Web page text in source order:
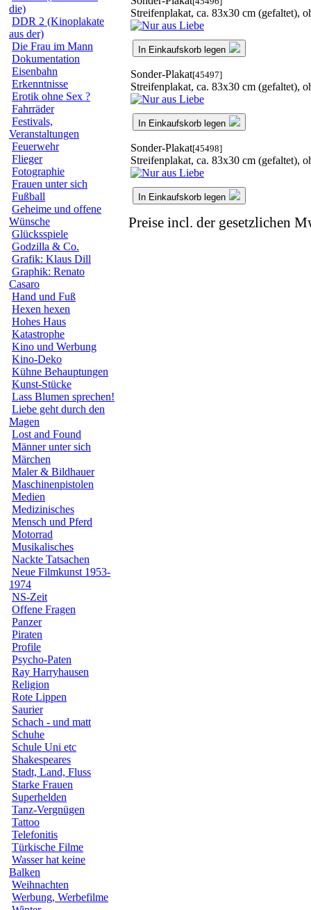
die)
DDR 2 (Kinoplakate
aus der)
Die Frau im Mann
Dokumentation
Eisenbahn
Erkenntnisse
Erotik ohne Sex ?
Fahrräder
Festivals,
Veranstaltungen
Feuerwehr
Flieger
Fotographie
Frauen unter sich
Fußball
Geheime und offene
Wünsche
Glücksspiele
Godzilla & Co.
Grafik: Klaus Dill
Graphik: Renato
Casaro
Hand und Fuß
Hexen hexen
Hohes Haus
Katastrophe
Kino und Werbung
Kino-Deko
Kühne Behauptungen
Kunst-Stücke
Lass Blumen sprechen!
Liebe geht durch den
Magen
Lost and Found
Männer unter sich
Märchen
Maler & Bildhauer
Maschinenpistolen
Medien
Medizinisches
Mensch und Pferd
Motorrad
Musikalisches
Nackte Tatsachen
Neue Filmkunst 1953-
1974
NS-Zeit
Offene Fragen
Panzer
Piraten
Profile
Psycho-Paten
Ray Harryhausen
Religion
Rote Lippen
Saurier
Schach - und matt
Schuhe
Schule Uni etc
Shakespeares
Stadt, Land, Fluss
Starke Frauen
Superhelden
Tanz-Vergnügen
Tattoo
Telefonitis
Türkische Filme
Wasser hat keine
Balken
Weihnachten
Werbung, Werbefilme
Streifenplakat, ca. 83x30 cm (gefaltet),
In Einkaufskorb legen
Sonder-Plakat[45497]
Streifenplakat, ca. 83x30 cm (gefaltet),
In Einkaufskorb legen
Sonder-Plakat[45498]
Streifenplakat, ca. 83x30 cm (gefaltet),
In Einkaufskorb legen
Preise incl. der gesetzlichen